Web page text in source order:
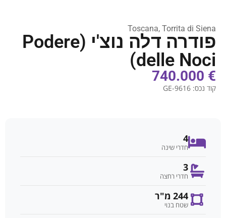
Toscana, Torrita di Siena
פודרה דלה נוצ'י (Podere
delle Noci)
€ 740.000
קוד נכס: GE-9616
4
חדרי שינה
3
חדרי רחצה
244 מ"ר
שטח בנוי